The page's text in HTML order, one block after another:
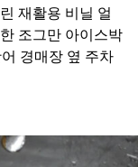
재활용 비닐 얼
조그만 아이스박
경매장 옆 주차